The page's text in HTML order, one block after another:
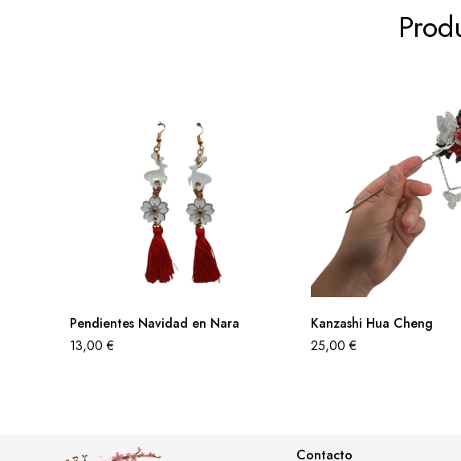
Pendientes Navidad en Nara
13,00€
Kanzashi Hua Cheng
25,00€
Contacto